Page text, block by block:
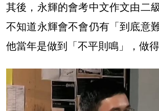
其後，永輝的會考中文作文由二
不知道永輝會不會仍有「到底意
他當年是做到「不平則鳴」，做得